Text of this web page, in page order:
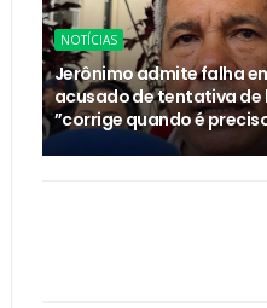
NOTÍCIAS
Jerônimo admite falha
acusado de tentativa de
”corrige quando é